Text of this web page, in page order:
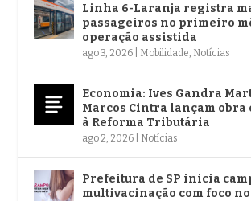
Linha 6-Laranja registra
passageiros no primeiro
operação assistida
ago 3, 2026 Mobilidade Notícias
Economia: Ives Gandra
Marcos Cintra lançam obra
à Reforma Tributária
ago 2, 2026 Notícias
Prefeitura de SP inicia
multivacinação com foco